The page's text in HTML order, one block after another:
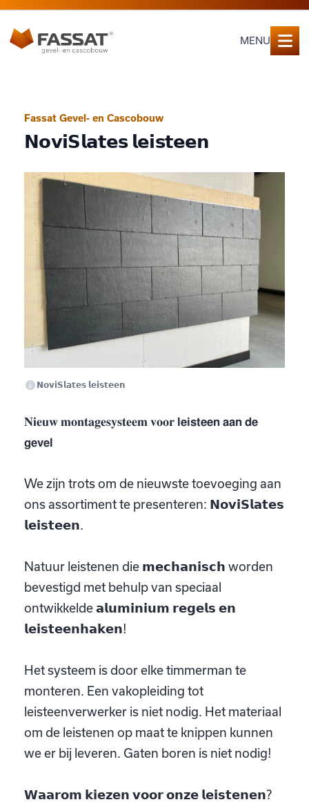
MENU
Fassat Gevel- en Cascobouw
𝗡𝗼𝘃𝗶𝗦𝗹𝗮𝘁𝗲𝘀 𝗹𝗲𝗶𝘀𝘁𝗲𝗲𝗻
𝗡𝗼𝘃𝗶𝗦𝗹𝗮𝘁𝗲𝘀 𝗹𝗲𝗶𝘀𝘁𝗲𝗲𝗻
𝐍𝐢𝐞𝐮𝐰 𝐦𝐨𝐧𝐭𝐚𝐠𝐞𝐬𝐲𝐬𝐭𝐞𝐞𝐦 𝐯𝐨𝐨𝐫 𝗹𝗲𝗶𝘀𝘁𝗲𝗲𝗻 𝗮𝗮𝗻 𝗱𝗲
𝗴𝗲𝘃𝗲𝗹
We zijn trots om de nieuwste toevoeging aan
ons assortiment te presenteren: 𝗡𝗼𝘃𝗶𝗦𝗹𝗮𝘁𝗲𝘀
𝗹𝗲𝗶𝘀𝘁𝗲𝗲𝗻.
Natuur leistenen die 𝗺𝗲𝗰𝗵𝗮𝗻𝗶𝘀𝗰𝗵 worden
bevestigd met behulp van speciaal
ontwikkelde 𝗮𝗹𝘂𝗺𝗶𝗻𝗶𝘂𝗺 𝗿𝗲𝗴𝗲𝗹𝘀 𝗲𝗻
𝗹𝗲𝗶𝘀𝘁𝗲𝗲𝗻𝗵𝗮𝗸𝗲𝗻!
Het systeem is door elke timmerman te
monteren. Een vakopleiding tot
leisteenverwerker is niet nodig. Het materiaal
om de leistenen op maat te knippen kunnen
we er bij leveren. Gaten boren is niet nodig!
𝗪𝗮𝗮𝗿𝗼𝗺 𝗸𝗶𝗲𝘇𝗲𝗻 𝘃𝗼𝗼𝗿 𝗼𝗻𝘇𝗲 𝗹𝗲𝗶𝘀𝘁𝗲𝗻𝗲𝗻?